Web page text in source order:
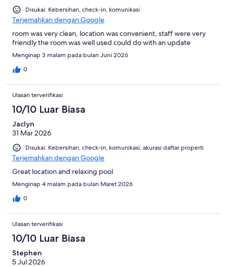
Disukai: Kebersihan, check-in, komunikasi
Terjemahkan dengan Google
room was very clean, location was convenient, staff were very
friendly the room was well used could do with an update
Menginap 3 malam pada bulan Juni 2026
0
Ulasan terverifikasi
10/10 Luar Biasa
Jaclyn
31 Mar 2026
Disukai: Kebersihan, check-in, komunikasi, akurasi daftar properti
Terjemahkan dengan Google
Great location and relaxing pool
Menginap 4 malam pada bulan Maret 2026
0
Ulasan terverifikasi
10/10 Luar Biasa
Stephen
5 Jul 2026